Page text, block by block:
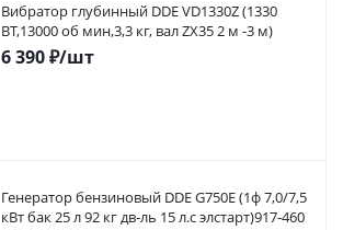
Вибратор глубинный DDE VD1330Z (1330
ВТ,13000 об мин,3,3 кг, вал ZX35 2 м -3 м)
6 390₽/шт
Генератор бензиновый DDE G750E (1ф 7,0/7,5
кВт бак 25 л 92 кг дв-ль 15 л.с элстарт)917-460